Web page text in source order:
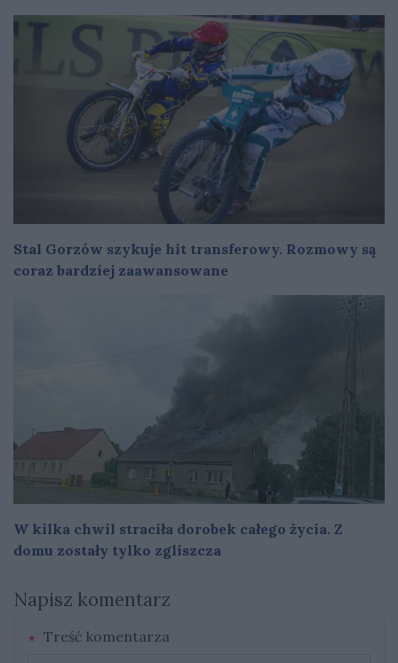
Stal Gorzów szykuje hit transferowy. Rozmowy są
coraz bardziej zaawansowane
W kilka chwil straciła dorobek całego życia. Z
domu zostały tylko zgliszcza
Napisz komentarz
Treść komentarza